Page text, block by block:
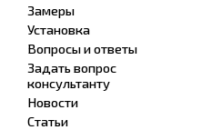
Замеры
Установка
Вопросы и ответы
Задать вопрос
консультанту
Новости
Статьи